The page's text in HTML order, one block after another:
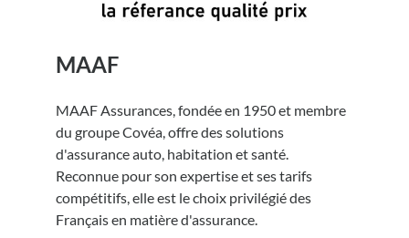
MAAF
MAAF Assurances, fondée en 1950 et membre
du groupe Covéa, offre des solutions
d'assurance auto, habitation et santé.
Reconnue pour son expertise et ses tarifs
compétitifs, elle est le choix privilégié des
Français en matière d'assurance.